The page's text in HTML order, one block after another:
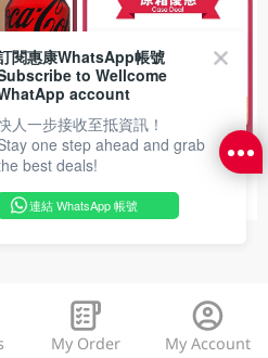
無糖汽
隨機發送)
原箱維他蒸餾水 24 X
$144.00
My Order My Account
閱惠康WhatsApp帳號
to Wellcome
account
人一步接收至抵資訊！
one step ahead and grab
best deals!
連結 WhatsApp 帳號